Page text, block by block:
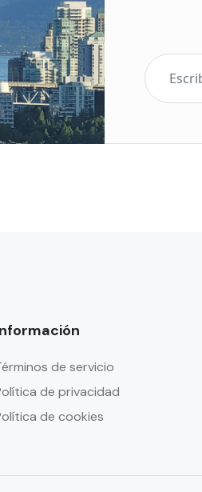
de servicio
de privacidad
de cookies